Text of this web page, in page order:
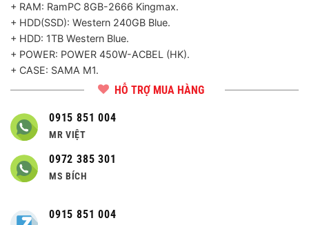
+ RAM: RamPC 8GB-2666 Kingmax.
+ HDD(SSD): Western 240GB Blue.
+ HDD: 1TB Western Blue.
+ POWER: POWER 450W-ACBEL (HK).
+ CASE: SAMA M1.
HỖ TRỢ MUA HÀNG
0915 851 004
MR VIỆT
0972 385 301
MS BÍCH
0915 851 004